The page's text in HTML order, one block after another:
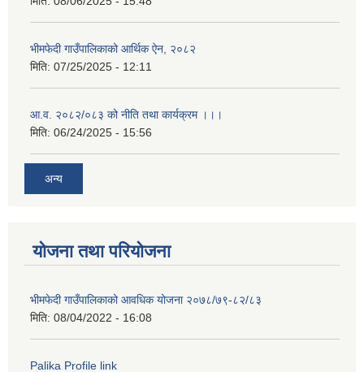
भीमफेदी गाउँपालिकाको आर्थिक ऐन, २०८२
मिति: 07/25/2025 - 12:11
आ.व. २०८२/०८३ को नीति तथा कार्यक्रम ।।।
मिति: 06/24/2025 - 15:56
अन्य
योजना तथा परियोजना
भीमफेदी गाउँपालिकाको आवधिक योजना २०७८/७९-८२/८३
मिति: 08/04/2022 - 16:08
Palika Profile link